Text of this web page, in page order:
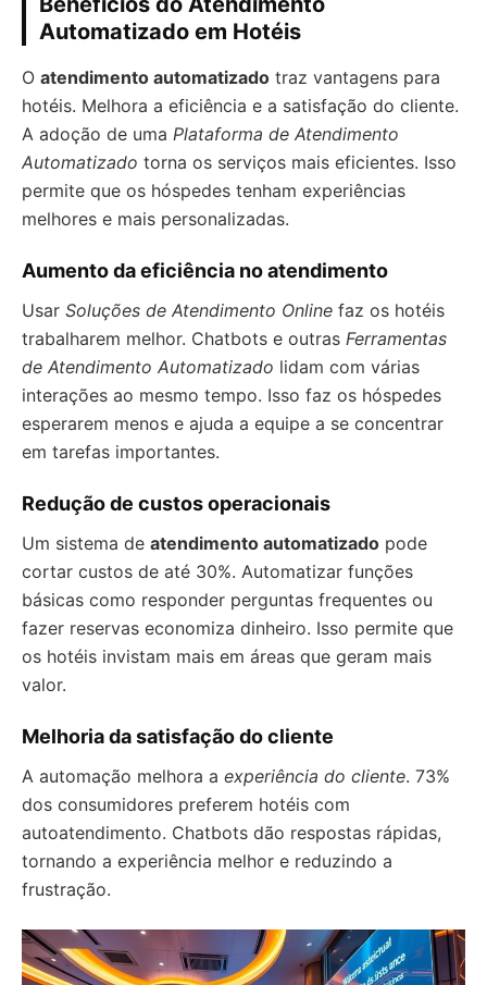
Automatizado em Hotéis
O atendimento automatizado traz vantagens para
hotéis. Melhora a eficiência e a satisfação do cliente.
A adoção de uma Plataforma de Atendimento
Automatizado torna os serviços mais eficientes. Isso
permite que os hóspedes tenham experiências
melhores e mais personalizadas.
Aumento da eficiência no atendimento
Usar Soluções de Atendimento Online faz os hotéis
trabalharem melhor. Chatbots e outras Ferramentas
de Atendimento Automatizado lidam com várias
interações ao mesmo tempo. Isso faz os hóspedes
esperarem menos e ajuda a equipe a se concentrar
em tarefas importantes.
Redução de custos operacionais
Um sistema de atendimento automatizado pode
cortar custos de até 30%. Automatizar funções
básicas como responder perguntas frequentes ou
fazer reservas economiza dinheiro. Isso permite que
os hotéis invistam mais em áreas que geram mais
valor.
Melhoria da satisfação do cliente
A automação melhora a experiência do cliente. 73%
dos consumidores preferem hotéis com
autoatendimento. Chatbots dão respostas rápidas,
tornando a experiência melhor e reduzindo a
frustração.